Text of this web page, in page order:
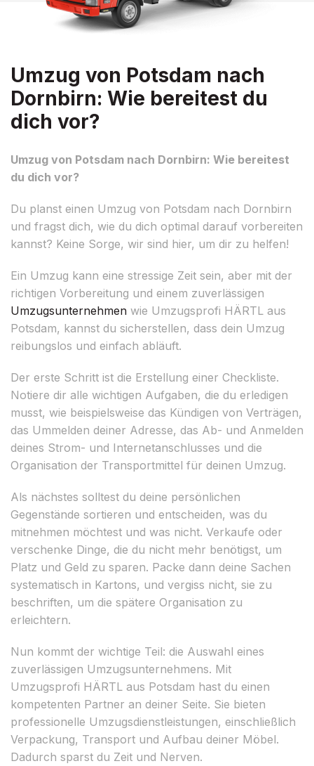
Umzug von Potsdam nach
Dornbirn: Wie bereitest du
dich vor?
Umzug von Potsdam nach Dornbirn: Wie bereitest
du dich vor?
Du planst einen Umzug von Potsdam nach Dornbirn
und fragst dich, wie du dich optimal darauf vorbereiten
kannst? Keine Sorge, wir sind hier, um dir zu helfen!
Ein Umzug kann eine stressige Zeit sein, aber mit der
richtigen Vorbereitung und einem zuverlässigen
Umzugsunternehmen wie Umzugsprofi HÄRTL aus
Potsdam, kannst du sicherstellen, dass dein Umzug
reibungslos und einfach abläuft.
Der erste Schritt ist die Erstellung einer Checkliste.
Notiere dir alle wichtigen Aufgaben, die du erledigen
musst, wie beispielsweise das Kündigen von Verträgen,
das Ummelden deiner Adresse, das Ab- und Anmelden
deines Strom- und Internetanschlusses und die
Organisation der Transportmittel für deinen Umzug.
Als nächstes solltest du deine persönlichen
Gegenstände sortieren und entscheiden, was du
mitnehmen möchtest und was nicht. Verkaufe oder
verschenke Dinge, die du nicht mehr benötigst, um
Platz und Geld zu sparen. Packe dann deine Sachen
systematisch in Kartons, und vergiss nicht, sie zu
beschriften, um die spätere Organisation zu
erleichtern.
Nun kommt der wichtige Teil: die Auswahl eines
zuverlässigen Umzugsunternehmens. Mit
Umzugsprofi HÄRTL aus Potsdam hast du einen
kompetenten Partner an deiner Seite. Sie bieten
professionelle Umzugsdienstleistungen, einschließlich
Verpackung, Transport und Aufbau deiner Möbel.
Dadurch sparst du Zeit und Nerven.